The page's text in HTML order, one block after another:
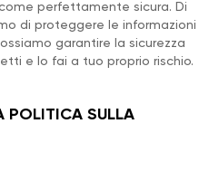
perfettamente sicura. Di
di proteggere le informazioni
garantire la sicurezza
e lo fai a tuo proprio rischio.
POLITICA SULLA